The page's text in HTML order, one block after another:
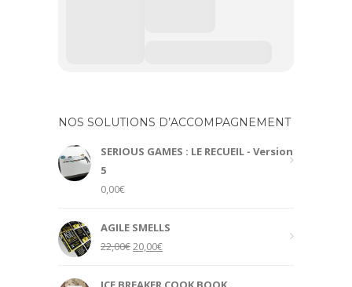
NOS SOLUTIONS D’ACCOMPAGNEMENT
SERIOUS GAMES : LE RECUEIL - Version
5
0,00€
AGILE SMELLS
22,00€ Original
was:
20,00€Current
is: